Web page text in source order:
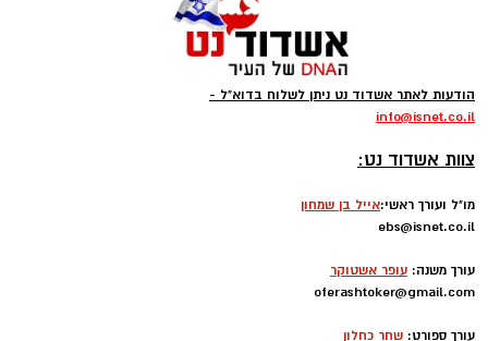
הודעות לאתר אשדוד נט ניתן לשלוח בדוא"ל -
info@isnet.co.il
צוות אשדוד נט:
מו"ל ועורך ראשי:אייל בן שמחון
ebs@isnet.co.il
עורך משנה: עופר אשטוקר
oferashtoker@gmail.com
עורך ספורט: שחר כחלון